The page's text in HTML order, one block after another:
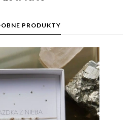
PRODUKTY